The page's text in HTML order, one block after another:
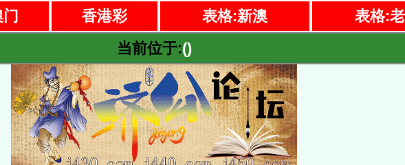
香港彩 表格:新澳 表格:
当前位于:()